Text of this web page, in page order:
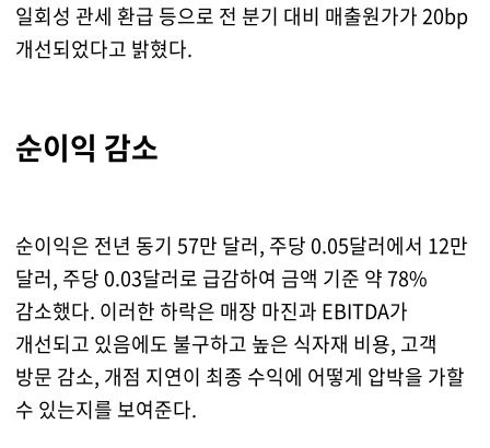
일회성 관세 환급 등으로 전 분기 대비 매출원가가 20bp
개선되었다고 밝혔다.
순이익 감소
순이익은 전년 동기 57만 달러, 주당 0.05달러에서 12만
달러, 주당 0.03달러로 급감하여 금액 기준 약 78%
감소했다. 이러한 하락은 매장 마진과 EBITDA가
개선되고 있음에도 불구하고 높은 식자재 비용, 고객
방문 감소, 개점 지연이 최종 수익에 어떻게 압박을 가할
수 있는지를 보여준다.